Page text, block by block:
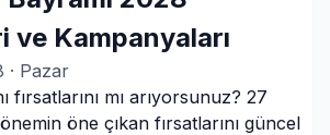
ve Kampanyaları
· Pazar
fırsatlarını mı arıyorsunuz? 27
öne çıkan fırsatlarını güncel